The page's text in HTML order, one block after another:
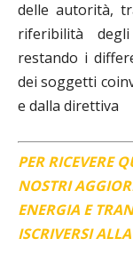
delle autorità,
riferibilità
restando i
dei soggetti
e dalla direttiva
PER RICEVERE
NOSTRI
ENERGIA E
ISCRIVERSI